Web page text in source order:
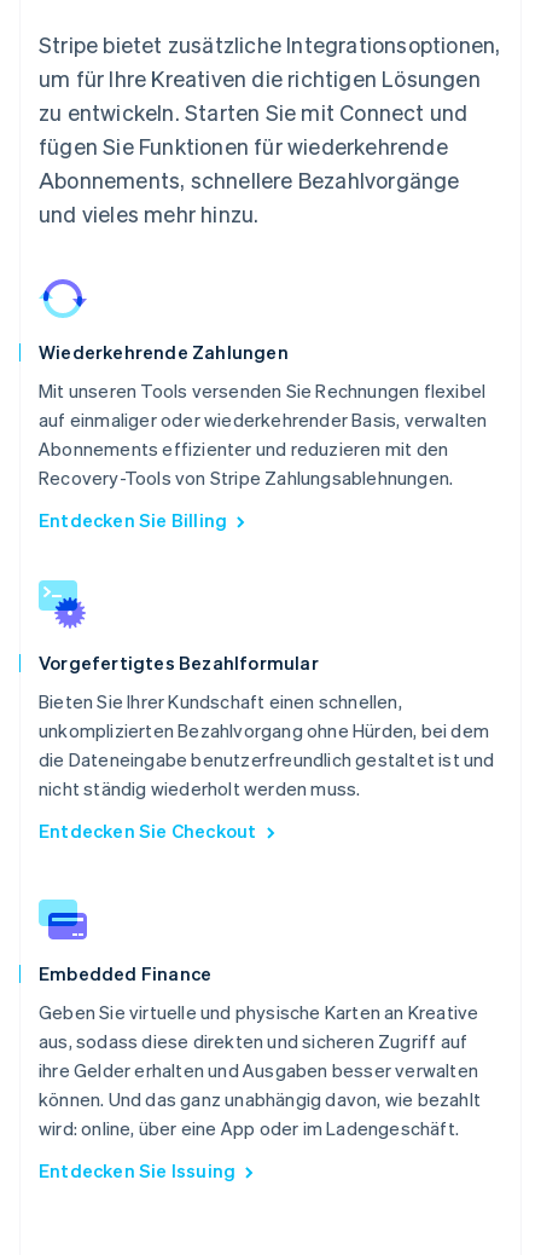
Stripe bietet zusätzliche Integrationsoptionen,
um für Ihre Kreativen die richtigen Lösungen
zu entwickeln. Starten Sie mit Connect und
fügen Sie Funktionen für wiederkehrende
Abonnements, schnellere Bezahlvorgänge
und vieles mehr hinzu.
Wiederkehrende Zahlungen
Mit unseren Tools versenden Sie Rechnungen flexibel
auf einmaliger oder wiederkehrender Basis, verwalten
Abonnements effizienter und reduzieren mit den
Recovery-Tools von Stripe Zahlungsablehnungen.
Entdecken Sie Billing
Vorgefertigtes Bezahlformular
Bieten Sie Ihrer Kundschaft einen schnellen,
unkomplizierten Bezahlvorgang ohne Hürden, bei dem
die Dateneingabe benutzerfreundlich gestaltet ist und
nicht ständig wiederholt werden muss.
Entdecken Sie Checkout
Embedded Finance
Geben Sie virtuelle und physische Karten an Kreative
aus, sodass diese direkten und sicheren Zugriff auf
ihre Gelder erhalten und Ausgaben besser verwalten
können. Und das ganz unabhängig davon, wie bezahlt
wird: online, über eine App oder im Ladengeschäft.
Entdecken Sie Issuing